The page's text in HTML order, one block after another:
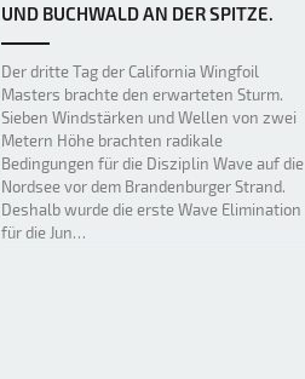
UND BUCHWALD AN DER SPITZE.
Der dritte Tag der California Wingfoil
Masters brachte den erwarteten Sturm.
Sieben Windstärken und Wellen von zwei
Metern Höhe brachten radikale
Bedingungen für die Disziplin Wave auf die
Nordsee vor dem Brandenburger Strand.
Deshalb wurde die erste Wave Elimination
für die Jun…